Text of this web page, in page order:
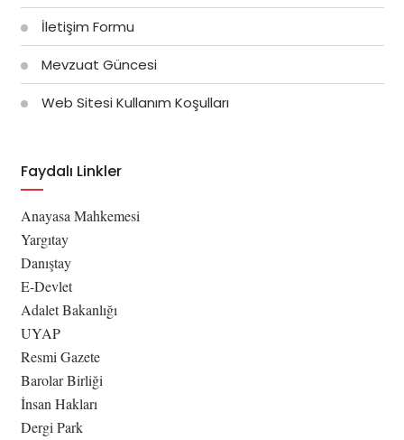
İletişim Formu
Mevzuat Güncesi
Web Sitesi Kullanım Koşulları
Faydalı Linkler
Anayasa Mahkemesi
Yargıtay
Danıştay
E-Devlet
Adalet Bakanlığı
UYAP
Resmi Gazete
Barolar Birliği
İnsan Hakları
Dergi Park